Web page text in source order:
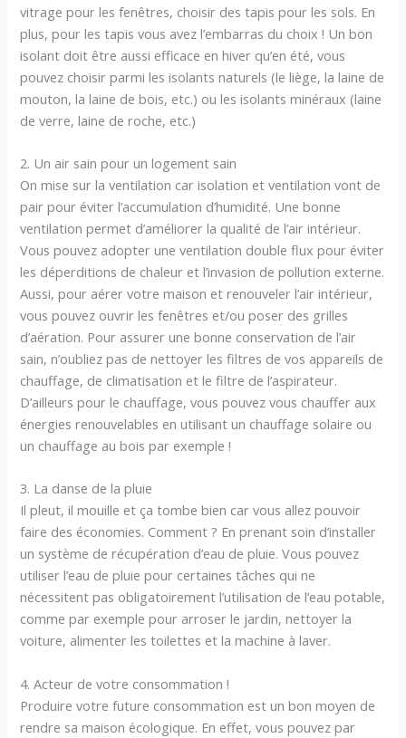
vitrage pour les fenêtres, choisir des tapis pour les sols. En
plus, pour les tapis vous avez l’embarras du choix ! Un bon
isolant doit être aussi efficace en hiver qu’en été, vous
pouvez choisir parmi les isolants naturels (le liège, la laine de
mouton, la laine de bois, etc.) ou les isolants minéraux (laine
de verre, laine de roche, etc.)
2. Un air sain pour un logement sain
On mise sur la ventilation car isolation et ventilation vont de
pair pour éviter l’accumulation d’humidité. Une bonne
ventilation permet d’améliorer la qualité de l’air intérieur.
Vous pouvez adopter une ventilation double flux pour éviter
les déperditions de chaleur et l’invasion de pollution externe.
Aussi, pour aérer votre maison et renouveler l’air intérieur,
vous pouvez ouvrir les fenêtres et/ou poser des grilles
d’aération. Pour assurer une bonne conservation de l’air
sain, n’oubliez pas de nettoyer les filtres de vos appareils de
chauffage, de climatisation et le filtre de l’aspirateur.
D’ailleurs pour le chauffage, vous pouvez vous chauffer aux
énergies renouvelables en utilisant un chauffage solaire ou
un chauffage au bois par exemple !
3. La danse de la pluie
Il pleut, il mouille et ça tombe bien car vous allez pouvoir
faire des économies. Comment ? En prenant soin d’installer
un système de récupération d’eau de pluie. Vous pouvez
utiliser l’eau de pluie pour certaines tâches qui ne
nécessitent pas obligatoirement l’utilisation de l’eau potable,
comme par exemple pour arroser le jardin, nettoyer la
voiture, alimenter les toilettes et la machine à laver.
4. Acteur de votre consommation !
Produire votre future consommation est un bon moyen de
rendre sa maison écologique. En effet, vous pouvez par